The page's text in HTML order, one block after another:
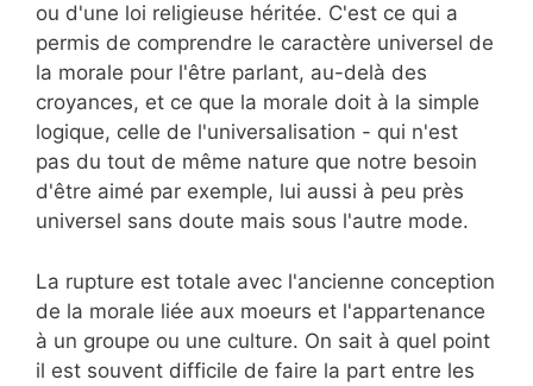
ou d'une loi religieuse héritée. C'est ce qui a
permis de comprendre le caractère universel de
la morale pour l'être parlant, au-delà des
croyances, et ce que la morale doit à la simple
logique, celle de l'universalisation - qui n'est
pas du tout de même nature que notre besoin
d'être aimé par exemple, lui aussi à peu près
universel sans doute mais sous l'autre mode.
La rupture est totale avec l'ancienne conception
de la morale liée aux moeurs et l'appartenance
à un groupe ou une culture. On sait à quel point
il est souvent difficile de faire la part entre les